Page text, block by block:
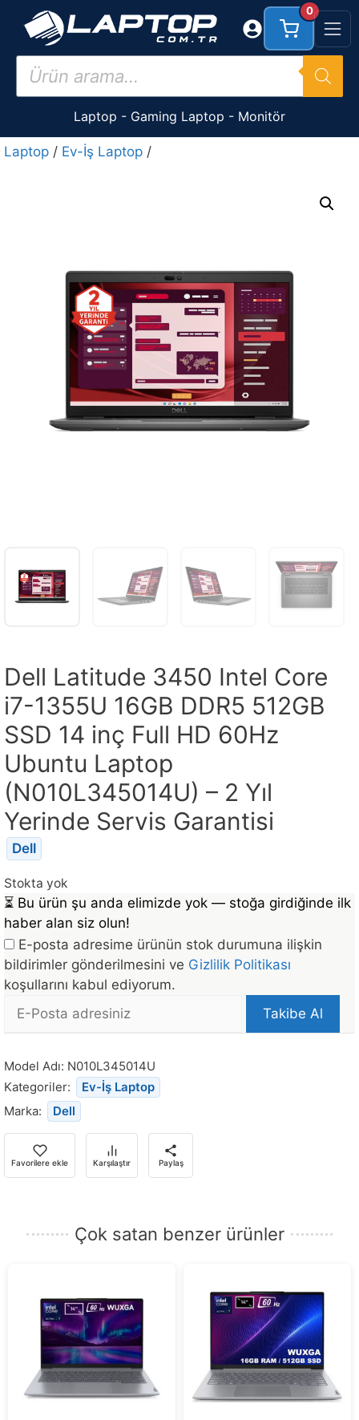
İçeriğe
Products
search
Laptop - Gaming Laptop - Monitör
0
Laptop / Ev-İş Laptop /
Dell Latitude 3450 Intel Core
i7-1355U 16GB DDR5 512GB
SSD 14 inç Full HD 60Hz
Ubuntu Laptop
(N010L345014U) – 2 Yıl
Yerinde Servis Garantisi
Dell
Stokta yok
⏳ Bu ürün şu anda elimizde yok — stoğa girdiğinde ilk
haber alan siz olun!
E-posta adresime ürünün stok durumuna ilişkin
bildirimler gönderilmesini ve Gizlilik Politikası
koşullarını kabul ediyorum.
posta
Takibe Al
ürün
stoğa
döndüğünde
bildirim
almak
için
e-
Model Adı: N010L345014U
Kategoriler:
Ev-İş Laptop
Marka:
Dell
Favorilere ekle Karşılaştır Paylaş
Çok satan benzer ürünler